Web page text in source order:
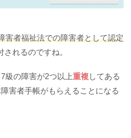
害者福祉法での障害者として認定
れるのですね。
級の障害が2つ以上重複してある
害者手帳がもらえることになる